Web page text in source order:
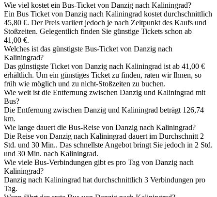
Wie viel kostet ein Bus-Ticket von Danzig nach Kaliningrad?
Ein Bus Ticket von Danzig nach Kaliningrad kostet durchschnittlich
45,80 €. Der Preis variiert jedoch je nach Zeitpunkt des Kaufs und
Stoßzeiten. Gelegentlich finden Sie günstige Tickets schon ab
41,00 €.
Welches ist das günstigste Bus-Ticket von Danzig nach
Kaliningrad?
Das günstigste Ticket von Danzig nach Kaliningrad ist ab 41,00 €
erhältlich. Um ein günstiges Ticket zu finden, raten wir Ihnen, so
früh wie möglich und zu nicht-Stoßzeiten zu buchen.
Wie weit ist die Entfernung zwischen Danzig und Kaliningrad mit
Bus?
Die Entfernung zwischen Danzig und Kaliningrad beträgt 126,74
km.
Wie lange dauert die Bus-Reise von Danzig nach Kaliningrad?
Die Reise von Danzig nach Kaliningrad dauert im Durchschnitt 2
Std. und 30 Min.. Das schnellste Angebot bringt Sie jedoch in 2 Std.
und 30 Min. nach Kaliningrad.
Wie viele Bus-Verbindungen gibt es pro Tag von Danzig nach
Kaliningrad?
Danzig nach Kaliningrad hat durchschnittlich 3 Verbindungen pro
Tag.